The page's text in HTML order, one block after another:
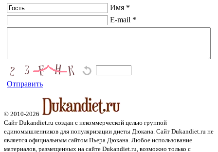
Имя *
E-mail *
Отправить
© 2010-2026
Сайт Dukandiet.ru создан с некоммерческой целью группой
единомышленников для популяризации диеты Дюкана. Сайт Dukandiet.ru не
является официальным сайтом Пьера Дюкана. Любое использование
материалов, размещенных на сайте Dukandiet.ru, возможно только с